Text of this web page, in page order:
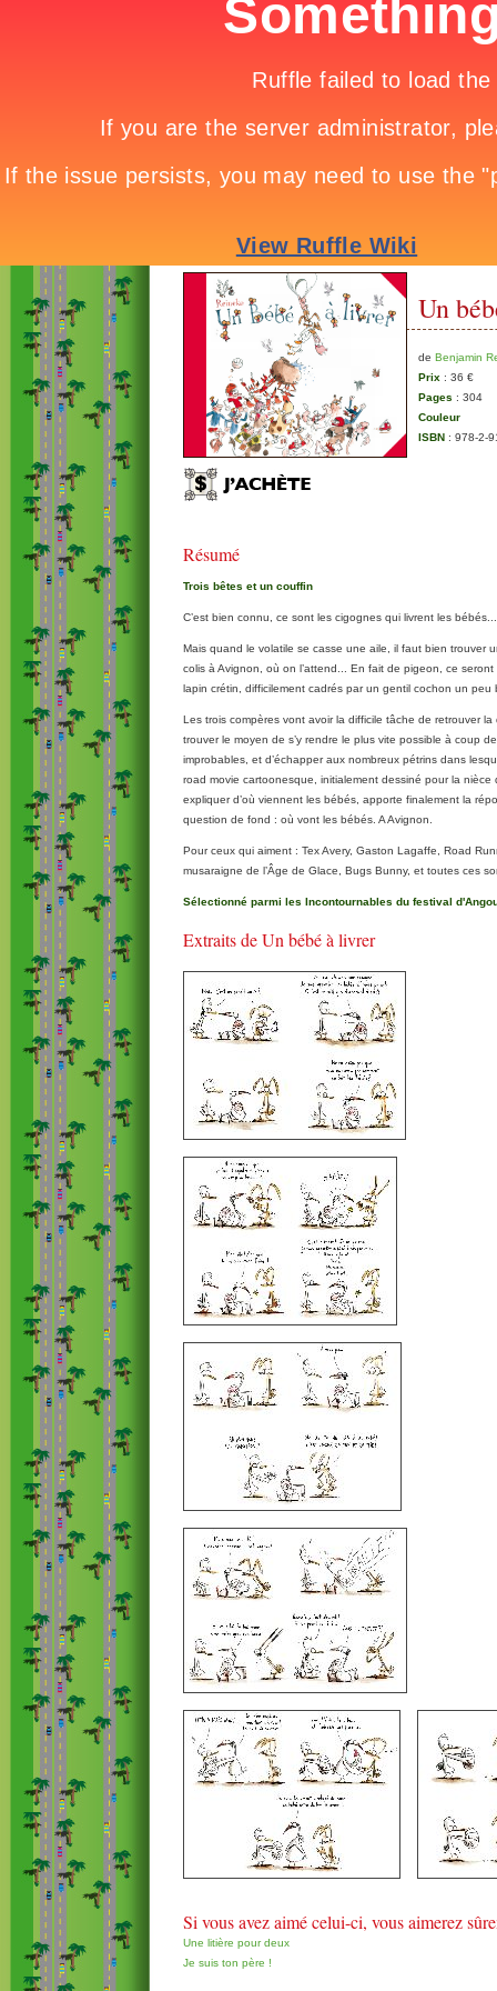
Un
de Benjamin
Prix : 36 €
Pages : 304
Couleur
ISBN : 978-2-
Résumé
Trois bêtes et un couffin
C’est bien connu, ce sont les cigognes qui livrent les bébés...
Mais quand le volatile se casse une aile, il faut bien trouver
colis à Avignon, où on l’attend... En fait de pigeon, ce
lapin crétin, difficilement cadrés par un gentil cochon un peu
Les trois compères vont avoir la difficile tâche de retrouver la
trouver le moyen de s’y rendre le plus vite possible à coup
improbables, et d’échapper aux nombreux pétrins dans
road movie cartoonesque, initialement dessiné pour la nièce
expliquer d’où viennent les bébés, apporte finalement la
question de fond : où vont les bébés. A Avignon.
Pour ceux qui aiment : Tex Avery, Gaston Lagaffe, Road
musaraigne de l’Âge de Glace, Bugs Bunny, et toutes ces
Sélectionné parmi les Incontournables du festival
Extraits de Un bébé à livrer
Si vous avez aimé celui-ci, vous aimerez
Une litière pour deux
Je suis ton père !